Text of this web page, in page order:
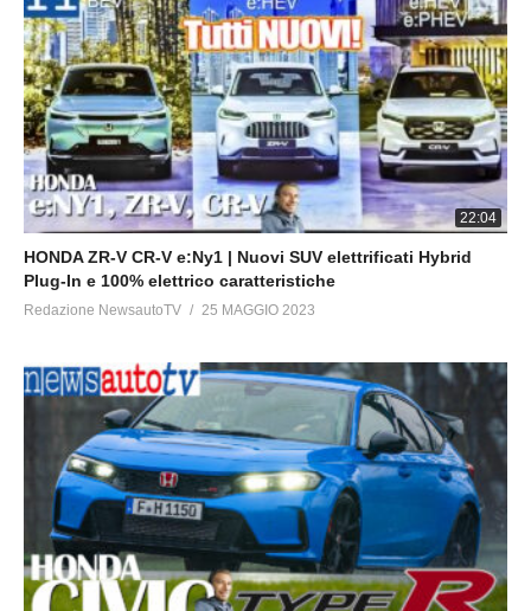
22:04
HONDA ZR-V CR-V e:Ny1 | Nuovi SUV elettrificati Hybrid
Plug-In e 100% elettrico caratteristiche
Redazione NewsautoTV 25 MAGGIO 2023